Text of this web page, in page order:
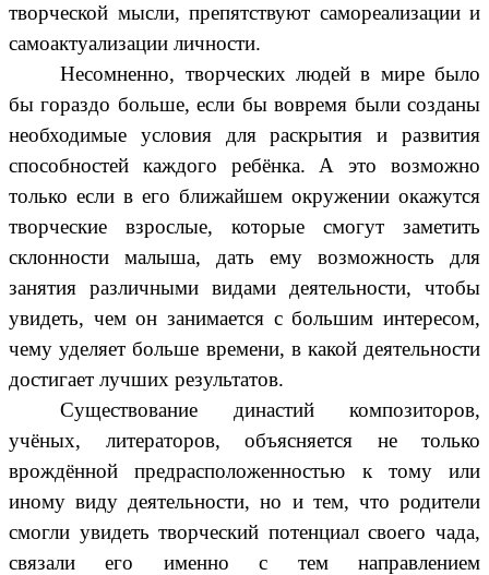
творческой мысли, препятствуют самореализации и
самоактуализации личности.
Несомненно, творческих людей в мире было
бы гораздо больше, если бы вовремя были созданы
необходимые условия для раскрытия и развития
способностей каждого ребёнка. А это возможно
только если в его ближайшем окружении окажутся
творческие взрослые, которые смогут заметить
склонности малыша, дать ему возможность для
занятия различными видами деятельности, чтобы
увидеть, чем он занимается с большим интересом,
чему уделяет больше времени, в какой деятельности
достигает лучших результатов.
Существование династий композиторов,
учёных, литераторов, объясняется не только
врождённой предрасположенностью к тому или
иному виду деятельности, но и тем, что родители
смогли увидеть творческий потенциал своего чада,
связали его именно с тем направлением